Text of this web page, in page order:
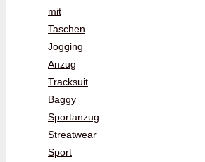
mit
Taschen
Jogging
Anzug
Tracksuit
Baggy
Sportanzug
Streatwear
Sport